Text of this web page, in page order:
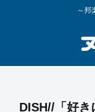
～邦
DISH//「好き